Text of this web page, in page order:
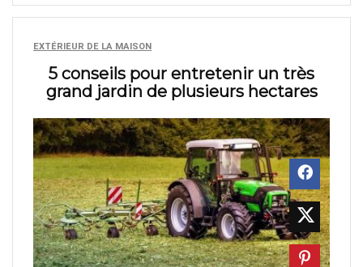
EXTÉRIEUR DE LA MAISON
5 conseils pour entretenir un très
grand jardin de plusieurs hectares